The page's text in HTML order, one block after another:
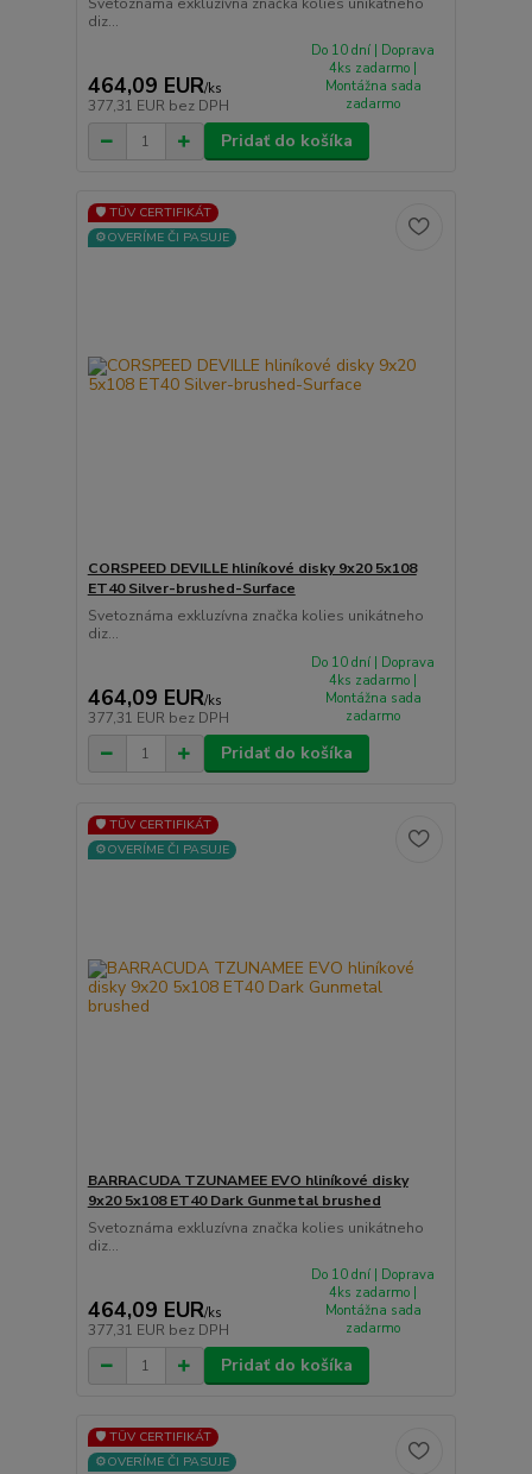
diz...
464,09 EUR/ks
377,31 EUR bez DPH
Do 10 dní | Doprava
4ks zadarmo |
Montážna sada
zadarmo
Pridať do košíka
🛡️ TÜV CERTIFIKÁT
⚙️OVERÍME ČI PASUJE
CORSPEED DEVILLE hliníkové disky 9x20 5x108
ET40 Silver-brushed-Surface
Svetoznáma exkluzívna značka kolies unikátneho
diz...
464,09 EUR/ks
377,31 EUR bez DPH
Do 10 dní | Doprava
4ks zadarmo |
Montážna sada
zadarmo
Pridať do košíka
🛡️ TÜV CERTIFIKÁT
⚙️OVERÍME ČI PASUJE
BARRACUDA TZUNAMEE EVO hliníkové disky
9x20 5x108 ET40 Dark Gunmetal brushed
Svetoznáma exkluzívna značka kolies unikátneho
diz...
464,09 EUR/ks
377,31 EUR bez DPH
Do 10 dní | Doprava
4ks zadarmo |
Montážna sada
zadarmo
Pridať do košíka
🛡️ TÜV CERTIFIKÁT
⚙️OVERÍME ČI PASUJE